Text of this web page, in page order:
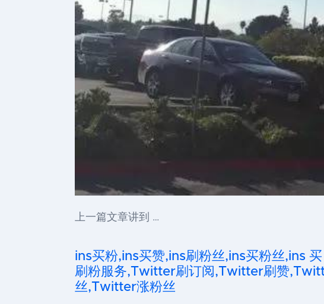
上一篇文章讲到 …
ins买粉,ins买赞,ins刷粉丝,ins买粉丝,ins
刷粉服务,Twitter刷订阅,Twitter刷赞
丝,Twitter涨粉丝